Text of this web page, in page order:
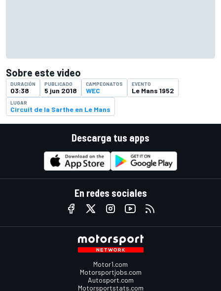
Sobre este video
DURACIÓN
03:38
PUBLICADO
5 jun 2018
CAMPEONATOS
WEC
EVENTO
Le Mans 1952
LUGAR
Circuit de la Sarthe en Le Mans
Descarga tus apps
En redes sociales
Motor1.com
Motorsportjobs.com
Autosport.com
Motorsportstats.com